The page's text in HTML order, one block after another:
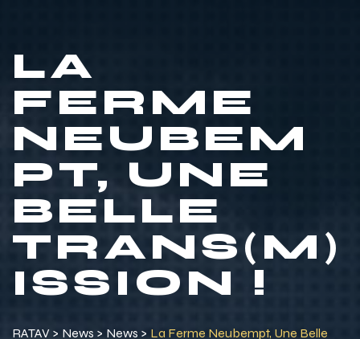
LA
FERME
NEUBEM
PT, UNE
BELLE
TRANS(M)
ISSION !
RATAV > News > News > La Ferme Neubempt, Une Belle